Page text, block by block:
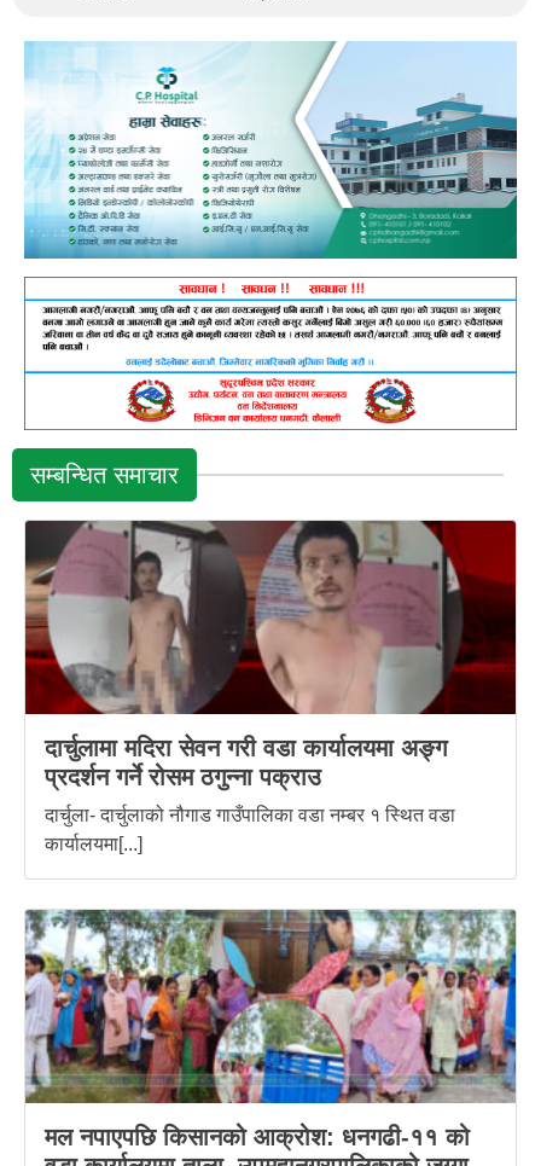
सम्बन्धित समाचार
दार्चुलामा मदिरा सेवन गरी वडा कार्यालयमा अङ्ग
प्रदर्शन गर्ने रोसम ठगुन्ना पक्राउ
दार्चुला- दार्चुलाको नौगाड गाउँपालिका वडा नम्बर १ स्थित वडा
कार्यालयमा[...]
मल नपाएपछि किसानको आक्रोश: धनगढी-११ को